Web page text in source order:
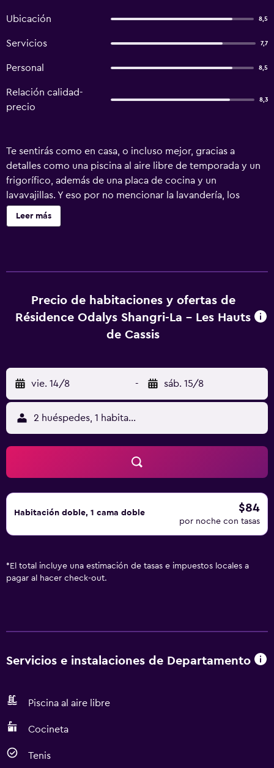
Ubicación 8,5
Servicios 7,7
Personal 8,5
Relación calidad-
precio
8,3
Te sentirás como en casa, o incluso mejor, gracias a
detalles como una piscina al aire libre de temporada y un
frigorífico, además de una placa de cocina y un
lavavajillas. Y eso por no mencionar la lavandería, los
utensilios de cocina y la cuna.
Leer más
Precio de habitaciones y ofertas de
Résidence Odalys Shangri-La - Les Hauts
de Cassis
vie. 14/8 - sáb. 15/8
2 huéspedes, 1 habitación
Habitación doble, 1 cama doble $84
por noche con tasas
* El total incluye una estimación de tasas e impuestos locales a
pagar al hacer check-out.
Servicios e instalaciones de Departamento
Piscina al aire libre
Cocineta
Tenis